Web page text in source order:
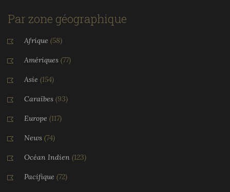
Par zone géographique
Afrique (58)
Amériques (77)
Asie (154)
Caraïbes (93)
Europe (117)
News (74)
Océan Indien (123)
Pacifique (72)